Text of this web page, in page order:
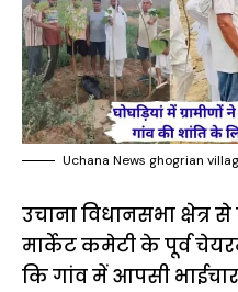
Uchana News ghogrian
उचाना विधानसभा क्षेत्र
मार्केट कमेटी के पूर्व
कि गांव में आपसी